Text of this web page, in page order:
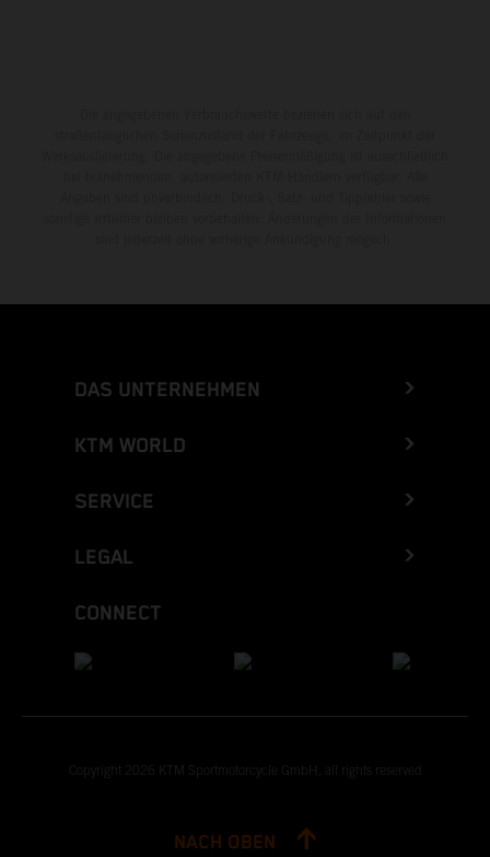
DAS UNTERNEHMEN
KTM WORLD
SERVICE
LEGAL
CONNECT
Copyright 2026 KTM Sportmotorcycle GmbH, all rights reserved
NACH OBEN